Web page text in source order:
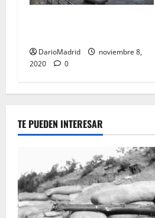
DarioMadrid
noviembre 8,
2020
0
TE PUEDEN INTERESAR